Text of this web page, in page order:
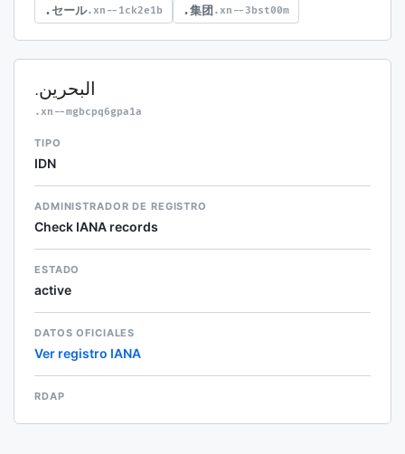
.セール.xn--1ck2e1b .集团 .xn--3bst00m
.البحرين
.xn--mgbcpq6gpa1a
TIPO
IDN
ADMINISTRADOR DE REGISTRO
Check IANA records
ESTADO
active
DATOS OFICIALES
Ver registro IANA
RDAP